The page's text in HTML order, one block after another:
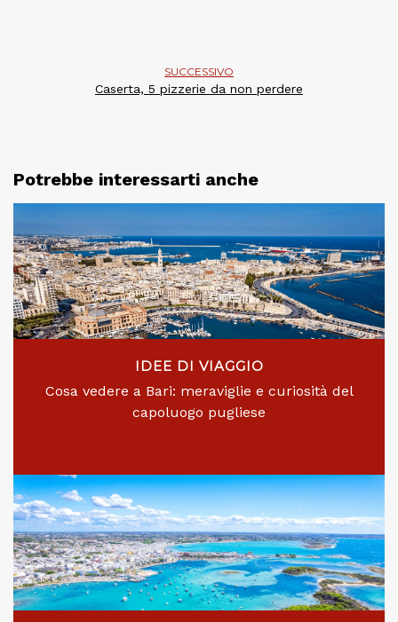
SUCCESSIVO
Caserta, 5 pizzerie da non perdere
Potrebbe interessarti anche
IDEE DI VIAGGIO
Cosa vedere a Bari: meraviglie e curiosità del
capoluogo pugliese